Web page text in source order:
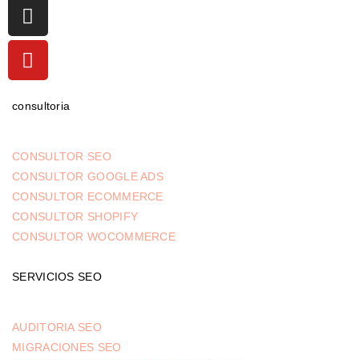
consultoria
CONSULTOR SEO
CONSULTOR GOOGLE ADS
CONSULTOR ECOMMERCE
CONSULTOR SHOPIFY
CONSULTOR WOCOMMERCE
SERVICIOS SEO
AUDITORIA SEO
MIGRACIONES SEO